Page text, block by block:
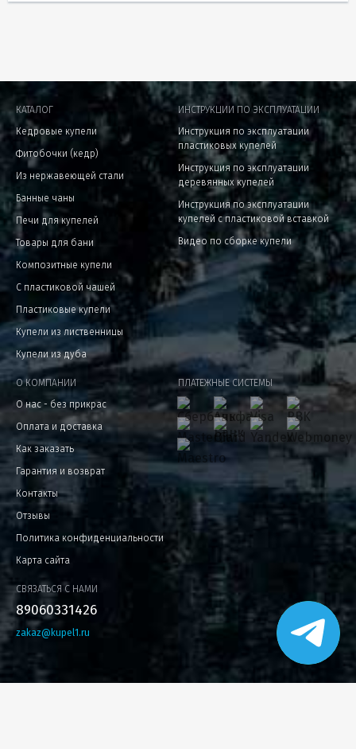
КАТАЛОГ
Кедровые купели
Фитобочки (кедр)
Из нержавеющей стали
Банные чаны
Печи для купелей
Товары для бани
Композитные купели
С пластиковой чашей
Пластиковые купели
Купели из лиственницы
Купели из дуба
ИНСТРУКЦИИ ПО ЭКСПЛУАТАЦИИ
Инструкция по эксплуатации
пластиковых купелей
Инструкция по эксплуатации
деревянных купелей
Инструкция по эксплуатации
купелей с пластиковой вставкой
Видео по сборке купели
О КОМПАНИИ
О нас - без прикрас
Оплата и доставка
Как заказать
Гарантия и возврат
Контакты
Отзывы
Политика конфиденциальности
Карта сайта
ПЛАТЕЖНЫЕ СИСТЕМЫ
СВЯЗАТЬСЯ С НАМИ
89060331426
zakaz@kupel1.ru